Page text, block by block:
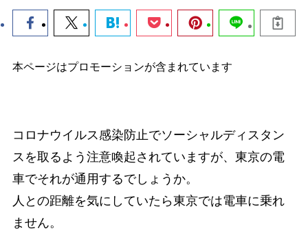
本ページはプロモーションが含まれています
コロナウイルス感染防止でソーシャルディスタン
スを取るよう注意喚起されていますが、東京の電
車でそれが通用するでしょうか。
人との距離を気にしていたら東京では電車に乗れ
ません。